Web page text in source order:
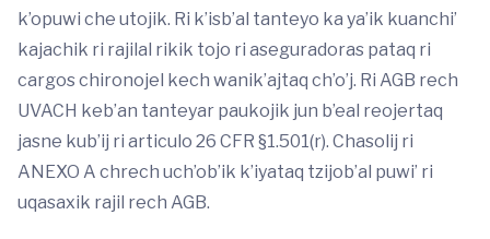
k’opuwi che utojik. Ri k’isb’al tanteyo ka ya’ik kuanchi’
kajachik ri rajilal rikik tojo ri aseguradoras pataq ri
cargos chironojel kech wanik’ajtaq ch’o’j. Ri AGB rech
UVACH keb’an tanteyar paukojik jun b’eal reojertaq
jasne kub’ij ri articulo 26 CFR §1.501(r). Chasolij ri
ANEXO A chrech uch’ob’ik k’iyataq tzijob’al puwi’ ri
uqasaxik rajil rech AGB.